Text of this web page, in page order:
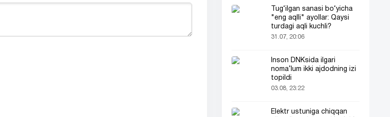
Tug‘ilgan sanasi bo‘yicha
"eng aqlli" ayollar: Qaysi
turdagi aqli kuchli?
31.07, 20:06
Inson DNKsida ilgari
noma’lum ikki ajdodning izi
topildi
03.08, 23:22
Elektr ustuniga chiqqan